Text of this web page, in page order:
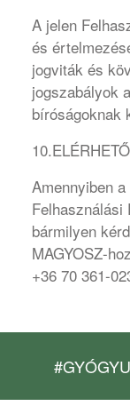
A jelen
és
jogviták és
jogszabályok
bíróságoknak
Amennyiben
Felhasználási
bármilyen
MAGYOSZ-
+36 70 361-